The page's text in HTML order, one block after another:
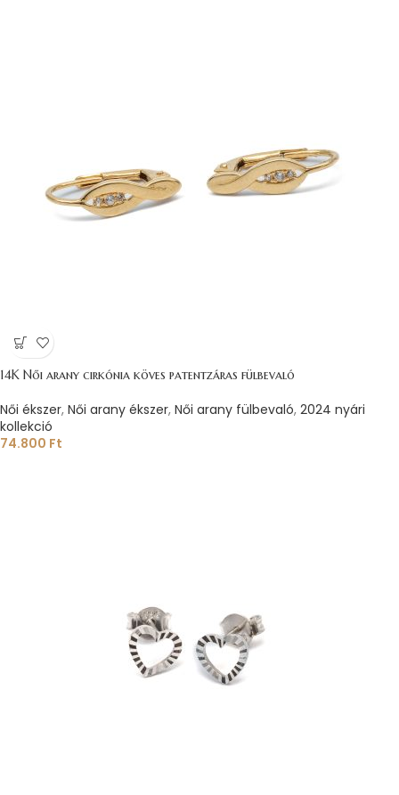
14K Női arany cirkónia köves patentzáras fülbevaló
Női ékszer, Női arany ékszer, Női arany fülbevaló, 2024 nyári
kollekció
74.800 Ft